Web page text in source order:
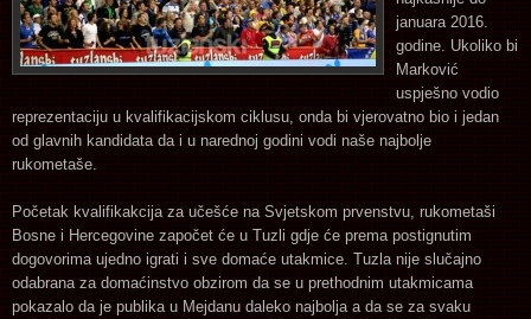
januara 2016.
godine. Ukoliko bi
Marković
uspješno vodio
reprezentaciju u kvalifikacijskom ciklusu, onda bi vjerovatno bio i jedan
od glavnih kandidata da i u narednoj godini vodi naše najbolje
rukometaše.
Početak kvalifikakcija za učešće na Svjetskom prvenstvu, rukometaši
Bosne i Hercegovine započet će u Tuzli gdje će prema postignutim
dogovorima ujedno igrati i sve domaće utakmice. Tuzla nije slučajno
odabrana za domaćinstvo obzirom da se u prethodnim utakmicama
pokazalo da je publika u Mejdanu daleko najbolja a da se za svaku